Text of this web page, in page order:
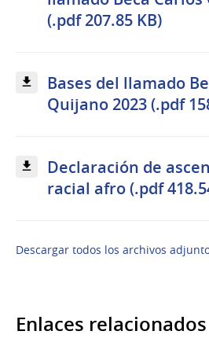
(.pdf 207.85 KB)
Bases del llamado
Quijano 2023 (.pdf
Declaración de
racial afro (.pdf
Descargar todos los archivos
Enlaces relacionados